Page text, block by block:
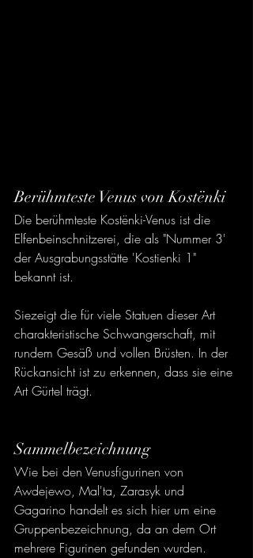
Berühmteste Venus von Kostënki
Die berühmteste Kostënki-Venus ist die
Elfenbeinschnitzerei, die als "Nummer 3'
der Ausgrabungsstätte 'Kostienki 1"
bekannt ist.
Siezeigt die für viele Statuen dieser Art
charakteristische Schwangerschaft, mit
rundem Gesäß und vollen Brüsten. In der
Rückansicht ist zu erkennen, dass sie eine
Art Gürtel trägt.
Sammelbezeichnung
Wie bei den Venusfigurinen von
Awdejewo, Mal'ta, Zarasyk und
Gagarino handelt es sich hier um eine
Gruppenbezeichnung, da an dem Ort
mehrere Figurinen gefunden wurden.